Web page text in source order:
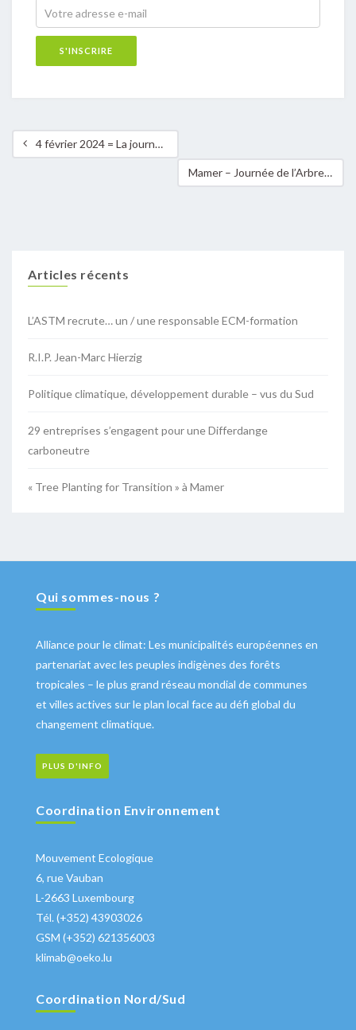
4 février 2024 = La journée du gros pull
Mamer – Journée de l’Arbre
Articles récents
L’ASTM recrute… un / une responsable ECM-formation
R.I.P. Jean-Marc Hierzig
Politique climatique, développement durable – vus du Sud
29 entreprises s’engagent pour une Differdange
carboneutre
« Tree Planting for Transition » à Mamer
Qui sommes-nous ?
Alliance pour le climat: Les municipalités européennes en
partenariat avec les peuples indigènes des forêts
tropicales – le plus grand réseau mondial de communes
et villes actives sur le plan local face au défi global du
changement climatique.
PLUS D'INFO
Coordination Environnement
Mouvement Ecologique
6, rue Vauban
L-2663 Luxembourg
Tél. (+352) 43903026
GSM (+352) 621356003
klimab@oeko.lu
Coordination Nord/Sud